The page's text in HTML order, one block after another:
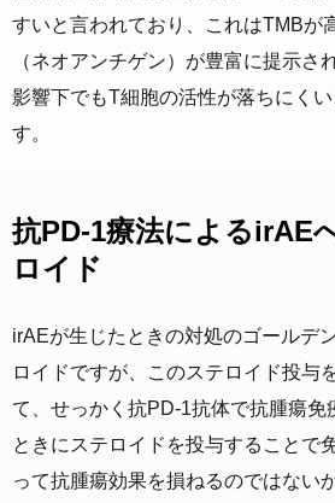
すいと言われており、これはTMBが
（ネオアンチゲン）が豊富に提示さ
影響下でもT細胞の活性が落ちにく
す。
抗PD-1療法によるirAE
ロイド
irAEが生じたときの対処のゴールデ
ロイドですが、このステロイド投与
て、せっかく抗PD-1抗体で抗腫瘍免
ときにステロイドを投与することで
って抗腫瘍効果を損ねるのではない